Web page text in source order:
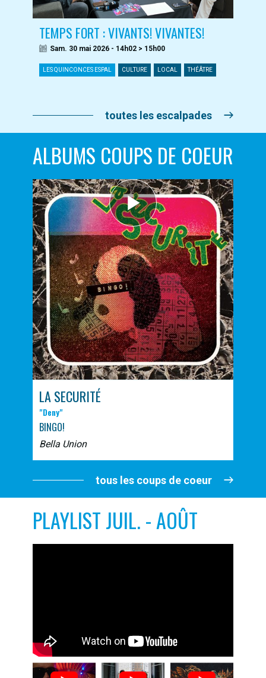
TEMPS FORT : VIVANTS! VIVANTES!
Sam. 30 mai 2026 - 14h02 > 15h00
LES QUINCONCES ESPAL CULTURE LOCAL THÉÂTRE
toutes les escalpades
ALBUMS COUPS DE COEUR
LA SECURITÉ
"Deny"
BINGO!
Bella Union
tous les coups de coeur
PLAYLIST JUIL. - AOÛT